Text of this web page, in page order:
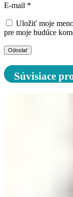
E-mail *
Uložiť moje
pre moje budúce
Súvisiace